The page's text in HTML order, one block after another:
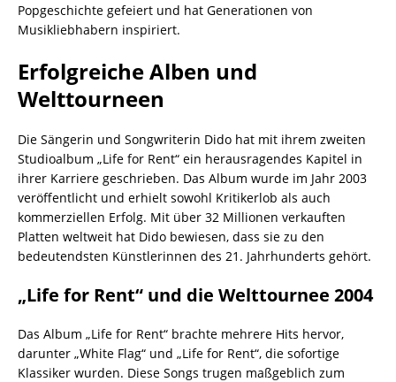
Popgeschichte gefeiert und hat Generationen von
Musikliebhabern inspiriert.
Erfolgreiche Alben und
Welttourneen
Die Sängerin und Songwriterin Dido hat mit ihrem zweiten
Studioalbum „Life for Rent“ ein herausragendes Kapitel in
ihrer Karriere geschrieben. Das Album wurde im Jahr 2003
veröffentlicht und erhielt sowohl Kritikerlob als auch
kommerziellen Erfolg. Mit über 32 Millionen verkauften
Platten weltweit hat Dido bewiesen, dass sie zu den
bedeutendsten Künstlerinnen des 21. Jahrhunderts gehört.
„Life for Rent“ und die Welttournee 2004
Das Album „Life for Rent“ brachte mehrere Hits hervor,
darunter „White Flag“ und „Life for Rent“, die sofortige
Klassiker wurden. Diese Songs trugen maßgeblich zum